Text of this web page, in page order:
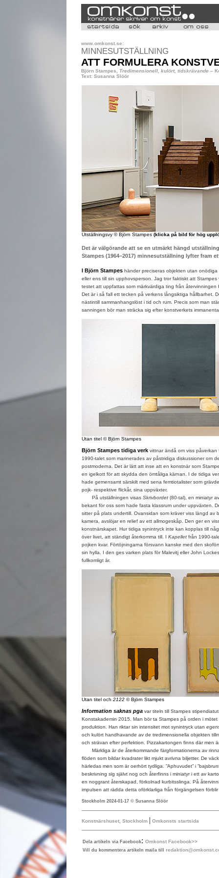
www.omkonst.se:
MINNESUTSTÄLLNING
ATT FORMULERA
Björn Stampes, Tredimensionell, kulört, tidskrävande –
Text: Susanna Slöör
Utställningsvy © Björn Stampes(klicka på bild för hög
Det är välgörande att se en utmärkt hängd
Stampes (1964–2017) minnesutställning lyfter fram
I Björn Stampes händer preciseras objekten utan onödiga
eller ens till sin upphovsperson. Jag tror faktiskt att Stampes
testet att uppfattas som märkvärdiga ting från återvinningen
Det är i så fall ett tecken på verkens långsiktiga hållbarhet.
nästintill sammanhangslöst i tid och rum. Precis som man
sanningen bör man sträcka sig efter konstverkets
Utan titel © Björn Stampes
Björn Stampes tidiga verkvittnar ändå om viss påverkan
1990-talet som marinerades av påstridiga diskussioner om
postmoderna. Det är lätt att inse att en konstnär som
en igelkott för att skydda den ömtåliga kärnan. I de tidiga
hade gemensamt särskilt med sena femtiotalister som
pojk- respektive flickår, sina uppväxter.
På utställningen visas Skrivbordet(80-tal), en miniatyr
bekant för oss som hade fasta klassrum under uppväxten.
sitter på plats undertill. Ovansidan som kräver viss längd av
kamera, avslöjar en relief av ett allmogeskåp. Den ger en
konstnärskapet. Hur tidiga synintryck inte kan kopplas till
över livet, att ständigt återkomma till. I Kapelletfrån 1990-
pojken kvar. Förtöjningarna försvann kanske med den
sin hylla. I den ges varken plats för Malevitj eller John
fullkomligt är.
Utan titel och 2122© Björn Stampes
Information saknas pgavar titeln till Stampes
Konstakademin 2015. Man bör ta Stampes på orden i
produktion. Han riktar sin intensitet mot synintryck utan
och kulört handhavande av de tredimensionella objekten
och strävan efter perfektion. Pizzakartongen finns där men
Märkliga är de återkommande färgformationerna av
flöden som bildar kvadrater likt mjukt avrivna biljetter. De
härledas men som är oerhört tydliga. ”Aphuvudet” i
beskrivning sig självt nog och återfinns i miniatyr i ett av
en noggrant återskapad, förkolnad kurbitsslinga. På
impulsen att rädda detta oförklarliga från förgängelsen förblir
Stockholm 2024-01-17 © Susanna Slöör
Konstnärshuset, Stockholm | Omkonsts startsida
Dela artikeln via Facebook: Omkonst Facebook>>
Vill du kommentera artikeln maila till